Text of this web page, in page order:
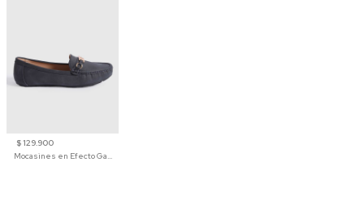
$ 129.900
Mocasines en Efecto Gamuzado Para Mujer